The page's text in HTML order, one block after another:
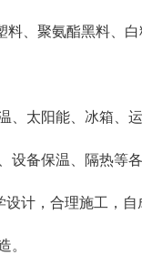
、聚氨酯黑料、
、太阳能、冰箱
备保温、隔热等
，合理施工，自
。